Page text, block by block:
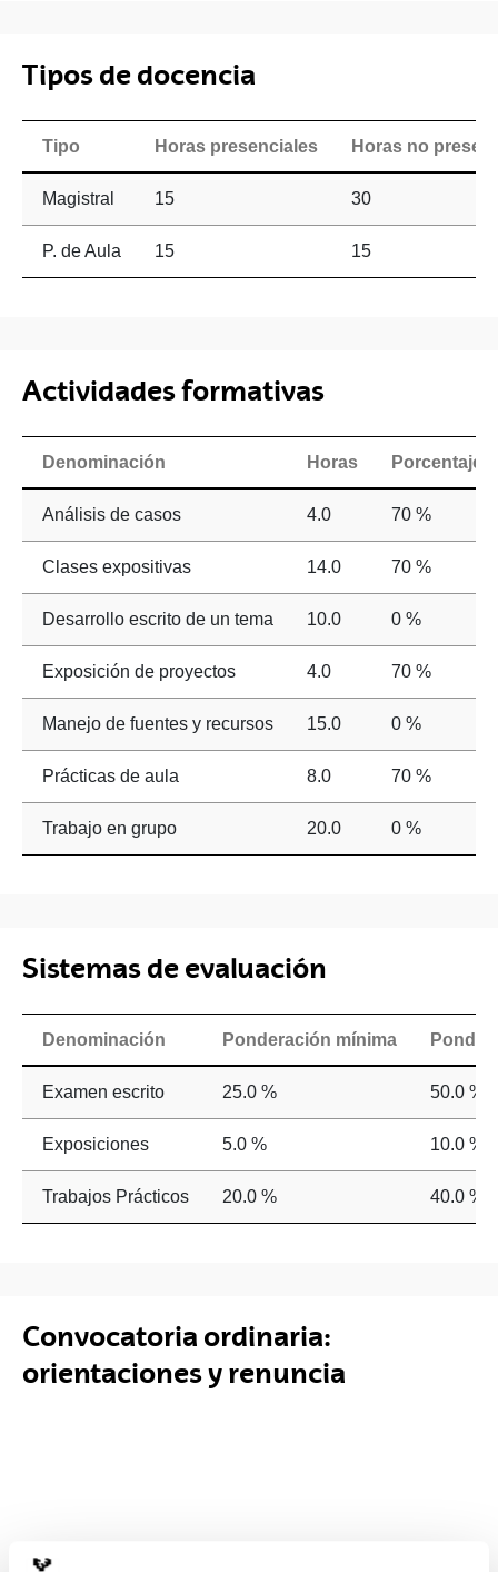
Tipos de docencia
Tipo Horas presenciales Horas no
Magistral 15 30
P. de Aula 15 15
Actividades formativas
Denominación Horas Porcentaje
Análisis de casos 4.0 70 %
Clases expositivas 14.0 70 %
Desarrollo escrito de un tema 10.0 0 %
Exposición de proyectos 4.0 70 %
Manejo de fuentes y recursos 15.0 0 %
Prácticas de aula 8.0 70 %
Trabajo en grupo 20.0 0 %
Sistemas de evaluación
Denominación Ponderación mínima
Examen escrito 25.0 % 50.0 %
Exposiciones 5.0 % 10.0 %
Trabajos Prácticos 20.0 % 40.0 %
Convocatoria ordinaria:
orientaciones y renuncia